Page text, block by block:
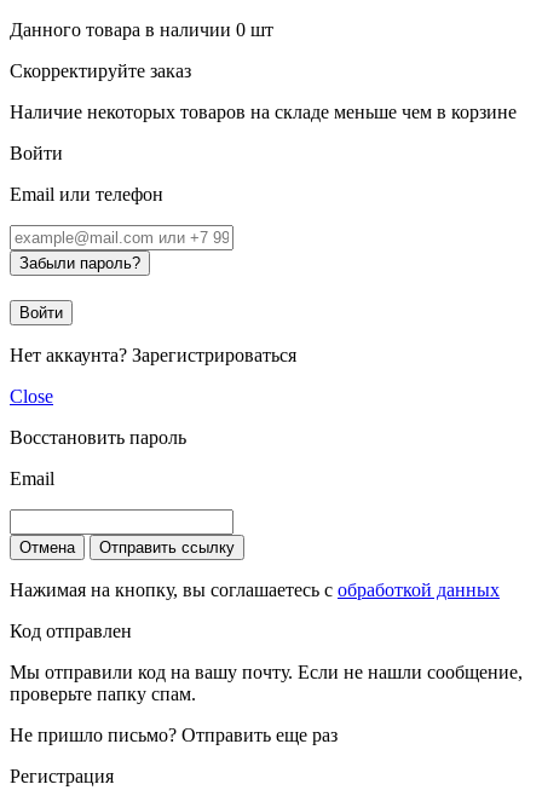
Данного товара в наличии 0 шт
Скорректируйте заказ
Наличие некоторых товаров на складе меньше чем в корзине
Войти
Email или телефон
Забыли пароль?
Войти
Нет аккаунта? Зарегистрироваться
Close
Восстановить пароль
Email
Отмена Отправить ссылку
Нажимая на кнопку, вы соглашаетесь с обработкой данных
Код отправлен
Мы отправили код на вашу почту. Если не нашли сообщение,
проверьте папку спам.
Не пришло письмо? Отправить еще раз
Регистрация